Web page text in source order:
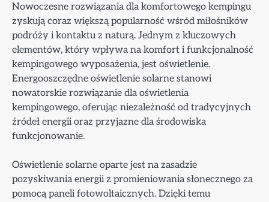
Nowoczesne rozwiązania dla komfortowego kempingu
zyskują coraz większą popularność wśród miłośników
podróży i kontaktu z naturą. Jednym z kluczowych
elementów, który wpływa na komfort i funkcjonalność
kempingowego wyposażenia, jest oświetlenie.
Energooszczędne oświetlenie solarne stanowi
nowatorskie rozwiązanie dla oświetlenia
kempingowego, oferując niezależność od tradycyjnych
źródeł energii oraz przyjazne dla środowiska
funkcjonowanie.
Oświetlenie solarne oparte jest na zasadzie
pozyskiwania energii z promieniowania słonecznego za
pomocą paneli fotowoltaicznych. Dzięki temu